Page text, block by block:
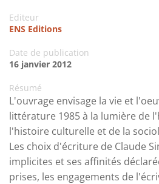
Editeur
ENS Editions
Date de publication
16 janvier 2012
Résumé
L'ouvrage envisage la vie et
littérature 1985 à la lumière de
l'histoire culturelle et de la
Les choix d'écriture de Claude
implicites et ses affinités
prises, les engagements de